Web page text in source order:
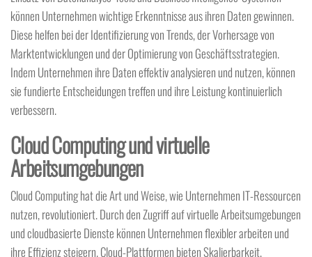
können Unternehmen wichtige Erkenntnisse aus ihren Daten gewinnen.
Diese helfen bei der Identifizierung von Trends, der Vorhersage von
Marktentwicklungen und der Optimierung von Geschäftsstrategien.
Indem Unternehmen ihre Daten effektiv analysieren und nutzen, können
sie fundierte Entscheidungen treffen und ihre Leistung kontinuierlich
verbessern.
Cloud Computing und virtuelle
Arbeitsumgebungen
Cloud Computing hat die Art und Weise, wie Unternehmen IT-Ressourcen
nutzen, revolutioniert. Durch den Zugriff auf virtuelle Arbeitsumgebungen
und cloudbasierte Dienste können Unternehmen flexibler arbeiten und
ihre Effizienz steigern. Cloud-Plattformen bieten Skalierbarkeit,